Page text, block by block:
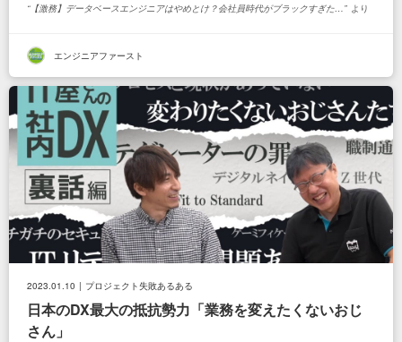
【激務】データベースエンジニアはやめとけ？会社員時代がブラックすぎた… より
エンジニアファースト
日本のDX最大の抵抗勢力「業務を変えたくないおじ
さん」
2023.01.10 プロジェクト失敗あるある